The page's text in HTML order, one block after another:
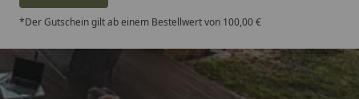
*Der Gutschein gilt ab einem Bestellwert von 100,00 €